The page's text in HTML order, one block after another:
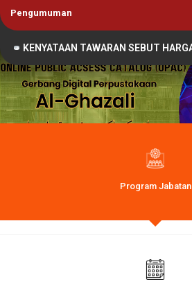
Orang Awam
Pengumuman
Program Jabatan